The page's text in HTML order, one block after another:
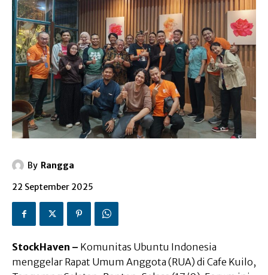
By Rangga
22 September 2025
StockHaven – Komunitas Ubuntu Indonesia
menggelar Rapat Umum Anggota (RUA) di Cafe Kuilo,